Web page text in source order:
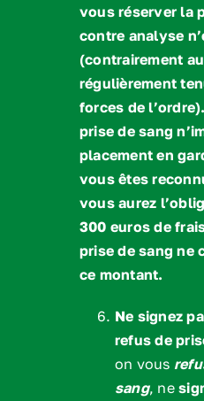
vous réserver la
contre analyse
(contrairement
régulièrement
forces de
prise de sang
placement en
vous êtes
vous aurez
300 euros de
prise de sang ne
ce montant.
Ne signez
refus de
on vous
sang, ne